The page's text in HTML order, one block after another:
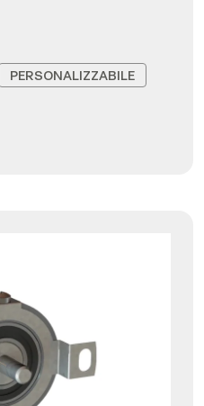
PERSONALIZZABILE